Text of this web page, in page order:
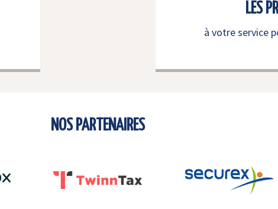
LES
à votre service
NOS PARTENAIRES